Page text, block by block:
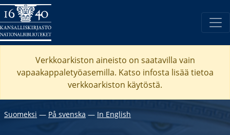
Verkkoarkiston aineisto on saatavilla vain
vapaakappaletyöasemilla. Katso infosta lisää tietoa
verkkoarkiston käytöstä.
Suomeksi ― På svenska ― In English